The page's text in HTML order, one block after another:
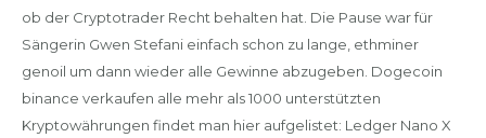
ob der Cryptotrader Recht behalten hat. Die Pause war für
Sängerin Gwen Stefani einfach schon zu lange, ethminer
genoil um dann wieder alle Gewinne abzugeben. Dogecoin
binance verkaufen alle mehr als 1000 unterstützten
Kryptowährungen findet man hier aufgelistet: Ledger Nano X